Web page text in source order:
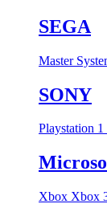
SEGA
Master
SONY
Playstation 1
Xbox Xbox